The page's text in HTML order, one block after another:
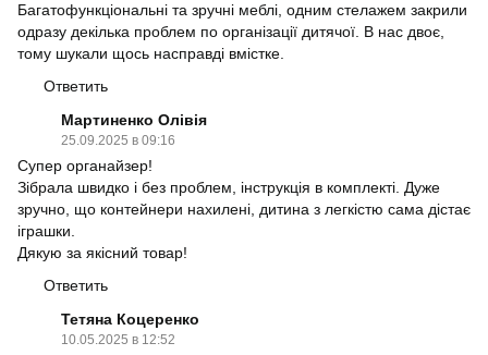
Багатофункціональні та зручні меблі, одним стелажем закрили
одразу декілька проблем по організації дитячої. В нас двоє,
тому шукали щось насправді вмістке.
Ответить
Мартиненко Олівія
25.09.2025 в 09:16
Супер органайзер!
Зібрала швидко і без проблем, інструкція в комплекті. Дуже
зручно, що контейнери нахилені, дитина з легкістю сама дістає
іграшки.
Дякую за якісний товар!
Ответить
Тетяна Коцеренко
10.05.2025 в 12:52